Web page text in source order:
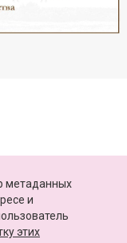
метаданных
и
этих